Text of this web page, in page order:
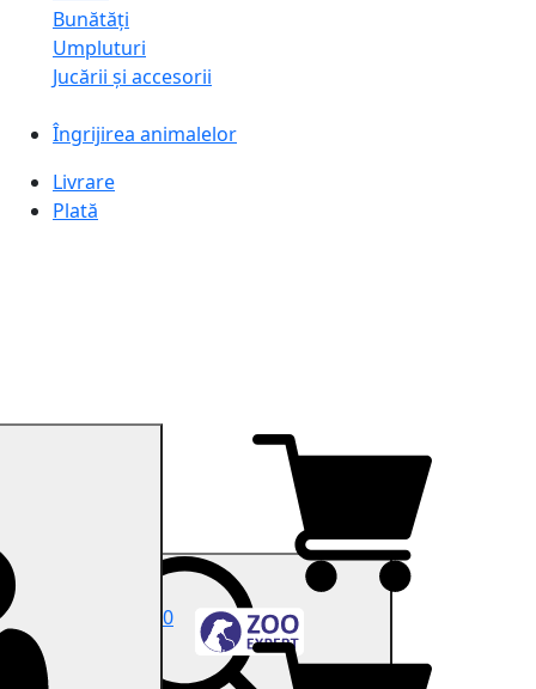
Bunătăți
Umpluturi
Jucării și accesorii
Îngrijirea animalelor
Livrare
Plată
0